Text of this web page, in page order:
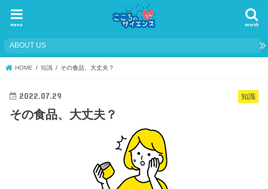
search
menu
ABOUT US
HOME 知識 その食品、大丈夫？
知識
2022.07.29
その食品、大丈夫？